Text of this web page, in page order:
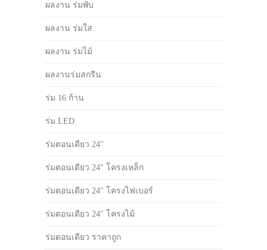
ผลงาน ร่มพับ
ผลงาน ร่มใส
ผลงาน ร่มไม้
ผลงานร่มสกรีน
ร่ม 16 ก้าน
ร่ม LED
ร่มตอนเดียว 24"
ร่มตอนเดียว 24" โครงเหล็ก
ร่มตอนเดียว 24" โครงไฟเบอร์
ร่มตอนเดียว 24" โครงไม้
ร่มตอนเดียว ราคาถูก